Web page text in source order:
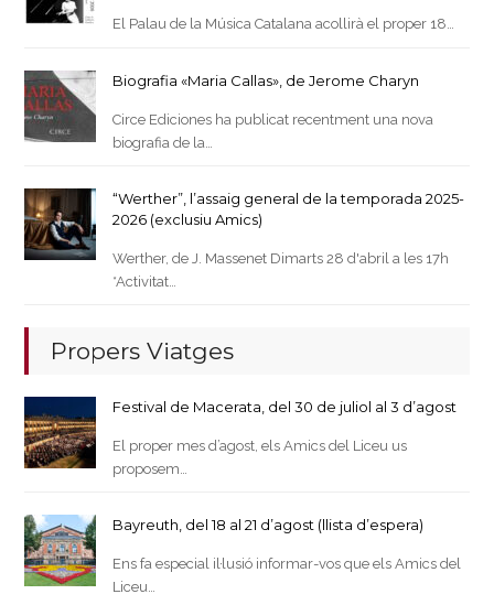
El Palau de la Música Catalana acollirà el proper 18…
Biografia «Maria Callas», de Jerome Charyn
Circe Ediciones ha publicat recentment una nova
biografia de la…
“Werther”, l’assaig general de la temporada 2025-
2026 (exclusiu Amics)
Werther, de J. Massenet Dimarts 28 d'abril a les 17h
*Activitat…
Propers Viatges
Festival de Macerata, del 30 de juliol al 3 d’agost
El proper mes d’agost, els Amics del Liceu us
proposem…
Bayreuth, del 18 al 21 d’agost (llista d’espera)
Ens fa especial il·lusió informar-vos que els Amics del
Liceu…